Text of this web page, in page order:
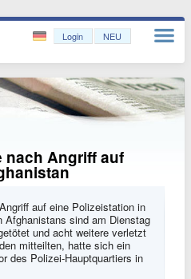
Login NEU
nach Angriff auf
auf eine Polizeistation in
Afghanistans sind am Dienstag
und acht weitere verletzt
mitteilten, hatte sich ein
des Polizei-Hauptquartiers in